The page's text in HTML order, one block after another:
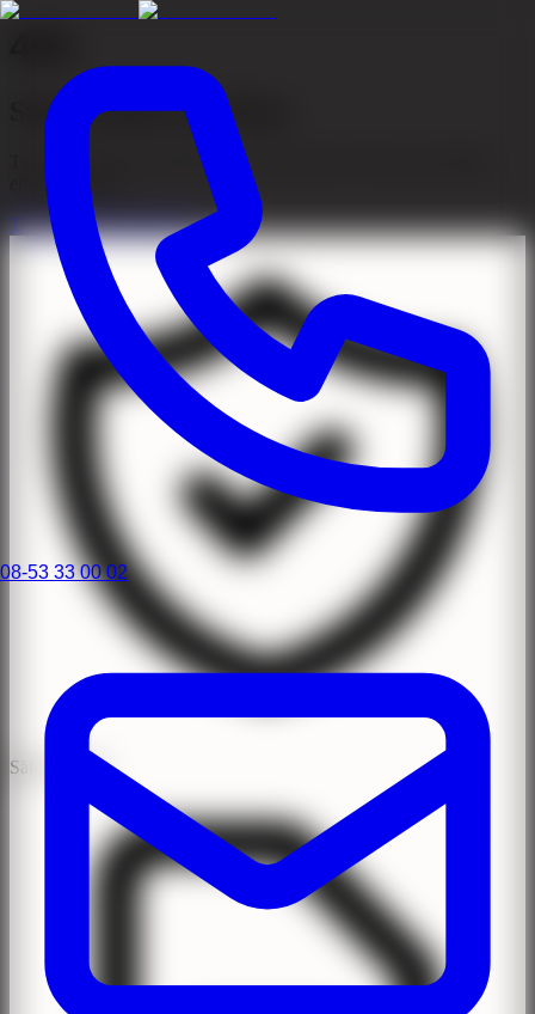
08-53 33 00 02
Sidan kunde inte hittas
Tyvärr kunde vi inte hitta sidan du letar efter. Den kan ha flyttats
eller tagits bort.
Till startsidanKontakta oss
Säker Klinik